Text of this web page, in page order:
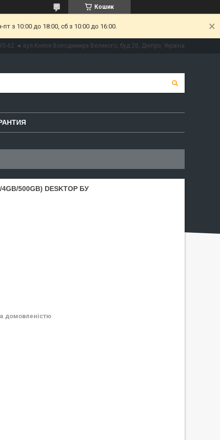
Кошик
з 10:00 до 18:00, сб з 10:00 до 16:00.
62 ◄ вул.Князя Володимира Великого, буд.20, Дніпро, Україна
500GB) DESKTOP БУ
домовленістю